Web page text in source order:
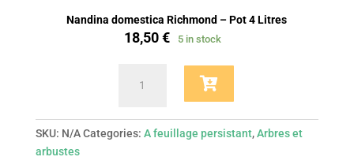
Nandina domestica Richmond – Pot 4 Litres
18,50€ 5 in stock
domestica
quantity
SKU: N/A Categories: A feuillage persistant,Arbres et
arbustes